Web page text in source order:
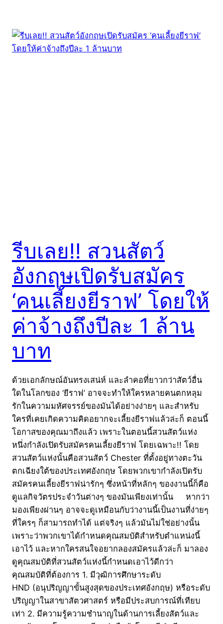
รีบเลย!! สวนสัตว์
อังกฤษเปิดรับสมัคร
‘คนเลี้ยงยีราฟ’ โดยให้
ค่าจ้างถึงปีละ 1 ล้าน
บาท
ด้วยเอกลักษณ์อันทรงเสน่ห์ และลำคอที่ยาวกว่าสัตว์อื่น
ใดในโลกของ ‘ยีราฟ’ อาจจะทำให้ใครหลายคนตกหลุม
รักในความมหัศจรรย์ของมันได้อย่างง่ายๆ และสำหรับ
ใครที่เคยเกิดความคิดอยากจะเลี้ยงยีราฟแล้วล่ะก็ ตอนนี้
โอกาสของคุณมาถึงแล้ว เพราะในตอนนี้สวนสัตว์แห่ง
หนึ่งกำลังเปิดรับสมัครคนเลี้ยงยีราฟ โดยเฉพาะ!! โดย
สวนสัตว์แห่งนั้นคือสวนสัตว์ Chester ที่ตั้งอยู่ทางตะวัน
ตกเฉียงใต้ของประเทศอังกฤษ โดยพวกเขากำลังเปิดรับ
สมัครคนเลี้ยงยีราฟน่ารักๆ ซึ่งหน้าที่หลักๆ ของงานนี้ก็คือ
ดูแลกิจวัตรประจำวันต่างๆ ของมันเพียงเท่านั้น หากว่า
มองเพียงผ่านๆ อาจจะดูเหมือนกับว่างานนี้เป็นงานที่ง่ายๆ
ที่ใครๆ ก็สามารถทำได้ แต่จริงๆ แล้วมันไม่ใช่อย่างนั้น
เพราะว่าพวกเขาได้กำหนดคุณสมบัติสำหรับตำแหน่งนี้
เอาไว้ และหากใครสนใจอยากลองสมัครแล้วล่ะก็ มาลอง
ดูคุณสมบัติที่สวนสัตว์แห่งนี้กำหนดเอาไว้ดีกว่า
คุณสมบัติที่ต้องการ 1. มีวุฒิการศึกษาระดับ
HND (อนุปริญญาขั้นสูงสุดของประเทศอังกฤษ) หรือระดับ
ปริญญาในสาขาสัตวศาสตร์ หรือมีประสบการณ์ที่เทียบ
เท่า 2. มีความรู้ความชำนาญในด้านการเลี้ยงสัตว์และ